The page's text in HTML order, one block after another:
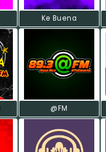
Ke Buena
@FM